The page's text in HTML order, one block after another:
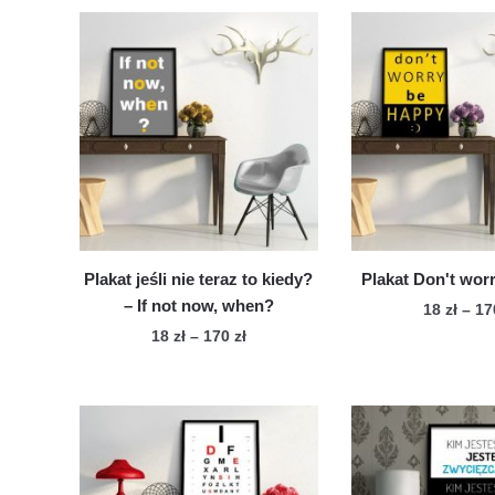
Plakat jeśli nie teraz to kiedy?
– If not now, when?
18 zł – 170 złZakres
18 zł
170 zł
produkt
ma
wiele
wariantów.
Plakat Don't
18 zł –
ma